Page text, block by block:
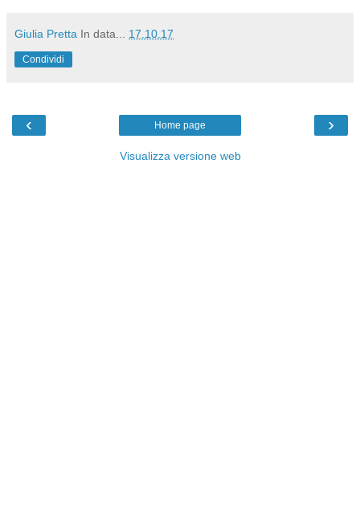
Giulia Pretta In data... 17.10.17
Condividi
‹ ›
Home page
Visualizza versione web